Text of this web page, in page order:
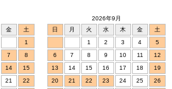
金
土
1
7
8
14
15
21
22
2026年9月
日
月 火 水 木 金
土
1
2 3 4
5
6
7 8 9 10 11
12
13
14 15 16 17 18
19
20
21 22 23 24 25
26